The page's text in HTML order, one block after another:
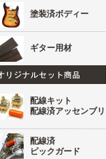
塗装済ボディー
ギター用材
配線キット
配線済アッセンブリ
配線済
ピックガード